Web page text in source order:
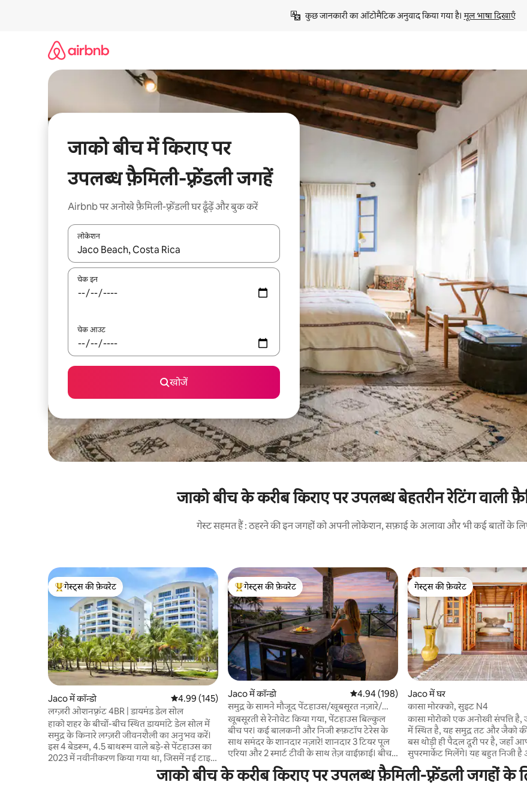
कुछ जानकारी का ऑटोमैटिक अनुवाद किया गया है। मूल भाषा दिखाएँ
जाको बीच में किराए पर
उपलब्ध फ़ैमिली-फ़्रेंडली जगहें
Airbnb पर अनोखे फ़ैमिली-फ़्रेंडली घर ढूँढ़ें और बुक करें
लोकेशन
नतीजों के उपलब्ध होने पर, अप और डाउन 'ऐरो की' का इस्तेमाल करके नेविगेट करें या टच या फिर स्वाइप जेस्चर का इस्तेमाल करके एक्सप्लोर करें।
चेक इन
चेक आउट
खोजें
जाको बीच के करीब किराए पर उपलब्ध बेहतरीन रेटिंग वाली
गेस्ट सहमत हैं : ठहरने की इन जगहों को अपनी लोकेशन, सफ़ाई के अलावा और भी कई बातों के
गेस्ट्स का टॉप फ़ेवरेट
गेस्ट्स की फ़ेवरेट
Jaco में कॉन्डो औसत रेटिंग 5 में से 4.99, 145 समीक्षाएँ
4.99 (145)
लग्ज़री ओशनफ़्रंट 4BR | डायमंड डेल सोल
हाको शहर के बीचों-बीच स्थित डायमांटे डेल सोल में
समुद्र के किनारे लग्ज़री जीवनशैली का अनुभव करें।
इस 4 बेडरूम, 4.5 बाथरूम वाले बड़े-से पेंटहाउस का
2023 में नवीनीकरण किया गया था, जिसमें नई टाइल
लगाई गई, किचन को अपडेट किया गया, बाथरूमों को
नया रूप दिया गया और नया पेंट किया गया। 9वीं
गेस्ट्स का टॉप फ़ेवरेट
गेस्ट्स की फ़ेवरेट
Jaco में कॉन्डो औसत रेटिंग 5 में से 4.94, 198 समीक्षाएँ
4.94 (198)
समुद्र के सामने मौजूद पेंटहाउस/खूबसूरत नज़ारे/
निजी रूफ़टॉप/पूल
खूबसूरती से रेनोवेट किया गया, पेंटहाउस बिल्कुल
बीच पर। कई बालकनी और निजी रूफ़टॉप टेरेस के
साथ समंदर के शानदार नज़ारे! शानदार 3 टियर पूल
एरिया और 2 स्मार्ट टीवी के साथ तेज़ वाईफ़ाई। बीच
से बस कुछ कदम की दूरी पर और दर्जनों रेस्टोरेंट और
दुकानों से 10-15 मिनट की पैदल दूरी पर! 24 घंटे,
गेस्ट्स की फ़ेवरेट
गेस्ट्स की फ़ेवरेट
Jaco में घर
कासा मोरक्को, सुइट N4
कासा मोरोको एक अनोखी संपत्ति
में स्थित है, यह समुद्र तट और जैको
बस थोड़ी ही पैदल दूरी पर है, जहाँ
सुपरमार्केट मिलेंगे। यह बहुत निजी
बगीचों से घिरा हुआ है। सुइट पूरी तरह से सुसज्जित है
और आराम से आपकी मेज़बानी करने
जाको बीच के करीब किराए पर उपलब्ध फ़ैमिली-फ़्रेंडली जगहों के